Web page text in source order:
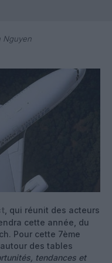
Nguyen
, qui réunit des acteurs
cette année, du
Pour cette 7ème
des tables
tendances et